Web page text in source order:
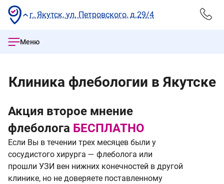
г. Якутск, ул. Петровского, д.29/4
Меню
Клиника флебологии в Якутске
Акция второе мнение
флеболога БЕСПЛАТНО
Если Вы в течении трех месяцев были у
сосудистого хирурга — флеболога или
прошли УЗИ вен нижних конечностей в другой
клинике, но не доверяете поставленному